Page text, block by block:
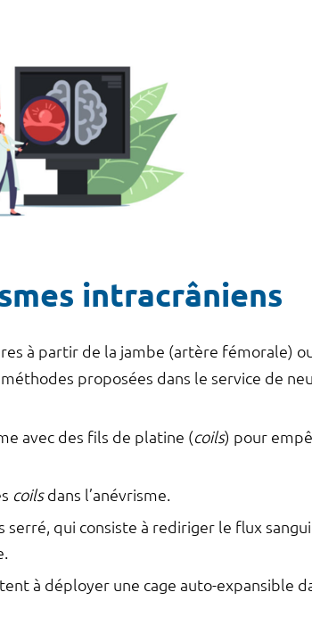
intracrâniens
à partir de la jambe (artère fémorale)
proposées dans le service de
avec des fils de platine (coils) pour
coilsdans l’anévrisme.
serré, qui consiste à rediriger le flux
à déployer une cage auto-expansible